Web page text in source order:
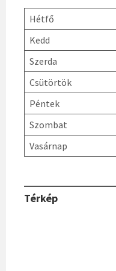
Hétfő
Kedd
Szerda
Csütörtök
Péntek
Szombat
Vasárnap
Térkép